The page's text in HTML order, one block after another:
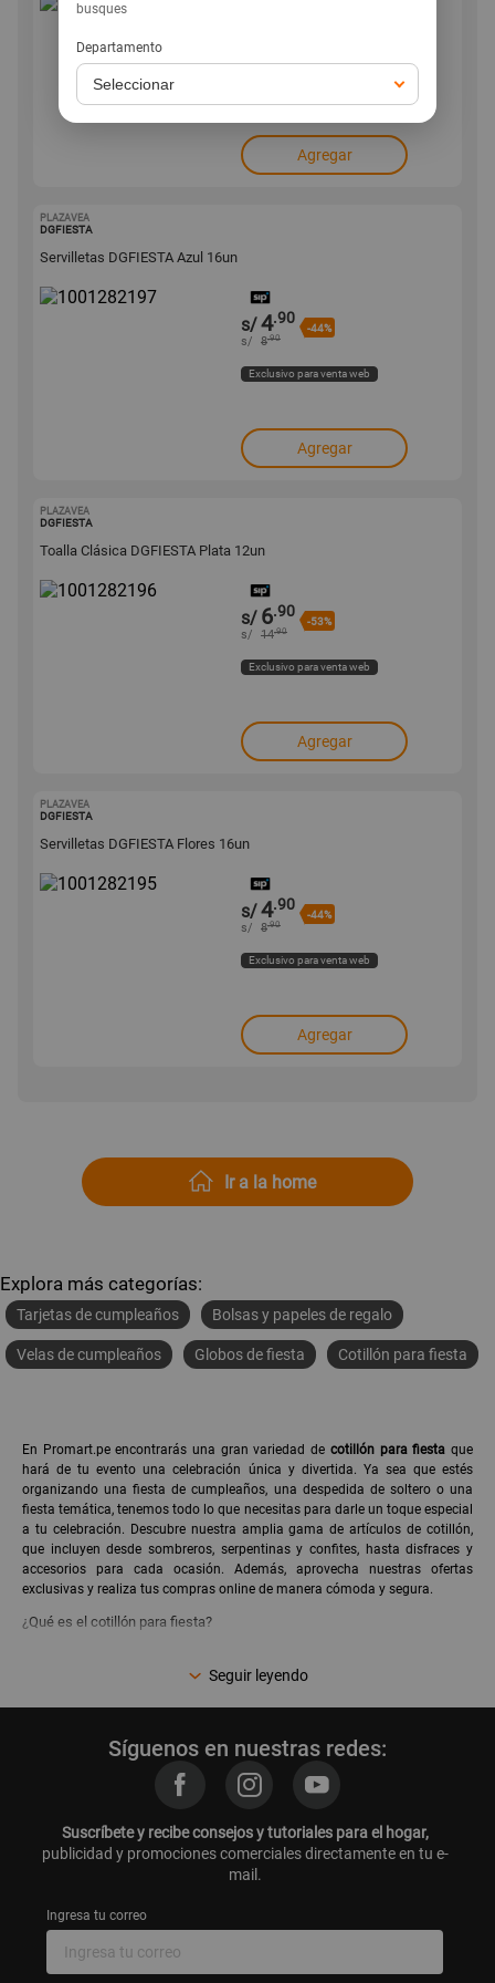
Agregar
PLAZAVEA
DGFIESTA
Servilletas DGFIESTA Azul 16un
s/4.90
-44%
s/ 8.90
Exclusivo para venta web
Agregar
PLAZAVEA
DGFIESTA
Toalla Clásica DGFIESTA Plata 12un
s/ 6.90
-53%
s/ 14.90
Exclusivo para venta web
Agregar
PLAZAVEA
DGFIESTA
Servilletas DGFIESTA Flores 16un
s/4.90
-44%
s/ 8.90
Exclusivo para venta web
Agregar
Ir a la home
Explora más categorías:
Tarjetas de cumpleaños Bolsas y papeles de regalo
Velas de cumpleaños Globos de fiesta Cotillón para fiesta
En Promart.pe encontrarás una gran variedad de cotillón para fiesta que
hará de tu evento una celebración única y divertida. Ya sea que estés
organizando una fiesta de cumpleaños, una despedida de soltero o una
fiesta temática, tenemos todo lo que necesitas para darle un toque especial
a tu celebración. Descubre nuestra amplia gama de artículos de cotillón,
que incluyen desde sombreros, serpentinas y confites, hasta disfraces y
accesorios para cada ocasión. Además, aprovecha nuestras ofertas
exclusivas y realiza tus compras online de manera cómoda y segura.
¿Qué es el cotillón para fiesta?
se utilizan para complementar la ambientación y animación de una fiesta.
decorativo, sino que también es esencial para incentivar la participación de
los asistentes y hacer que la celebración sea más memorable.
En el mundo del cotillón para fiesta, hay una variedad de artículos
populares que no pueden faltar en tu celebración. Algunos de los más
Sombreros y coronas
cualquier fiesta temática.
Máscaras y gafas: Ideales para fiestas de disfraces o eventos con temática
específica.
Seguir leyendo
Síguenos en nuestras redes:
Suscríbete y recibe consejos y tutoriales para el hogar,
publicidad y promociones comerciales directamente en tu e-
mail.
Ingresa tu correo
busques
Departamento